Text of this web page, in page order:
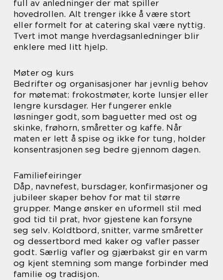
full av anledninger der mat spiller
hovedrollen. Alt trenger ikke å være stort
eller formelt for at catering skal være nyttig.
Tvert imot mange hverdagsanledninger blir
enklere med litt hjelp.
Møter og kurs
Bedrifter og organisasjoner har jevnlig behov
for møtemat: frokostmøter, korte lunsjer eller
lengre kursdager. Her fungerer enkle
løsninger godt, som baguetter med ost og
skinke, frøhorn, småretter og kaffe. Når
maten er lett å spise og ikke for tung, holder
konsentrasjonen seg bedre gjennom dagen.
Familiefeiringer
Dåp, navnefest, bursdager, konfirmasjoner og
jubileer skaper behov for mat til større
grupper. Mange ønsker en uformell stil med
god tid til prat, hvor gjestene kan forsyne
seg selv. Koldtbord, snitter, varme småretter
og dessertbord med kaker og vafler passer
godt. Særlig vafler og gjærbakst gir en varm
og kjent stemning som mange forbinder med
familie og tradisjon.